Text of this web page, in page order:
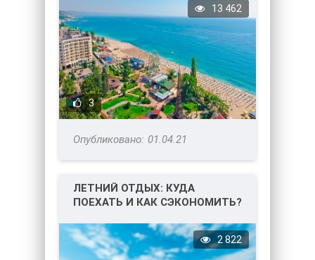
3
13 462
01.04.21
ЛЕТНИЙ ОТДЫХ: КУДА
ПОЕХАТЬ И КАК СЭКОНОМИТЬ?
2 822